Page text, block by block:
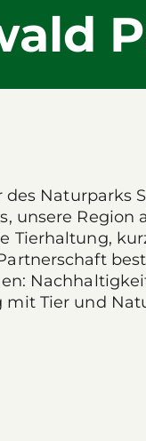
Naturparks
unsere Region
Tierhaltung,
Tier und